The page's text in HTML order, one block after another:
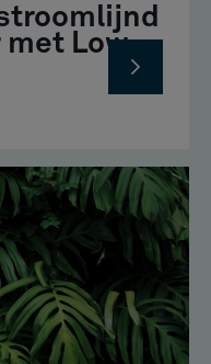
Low